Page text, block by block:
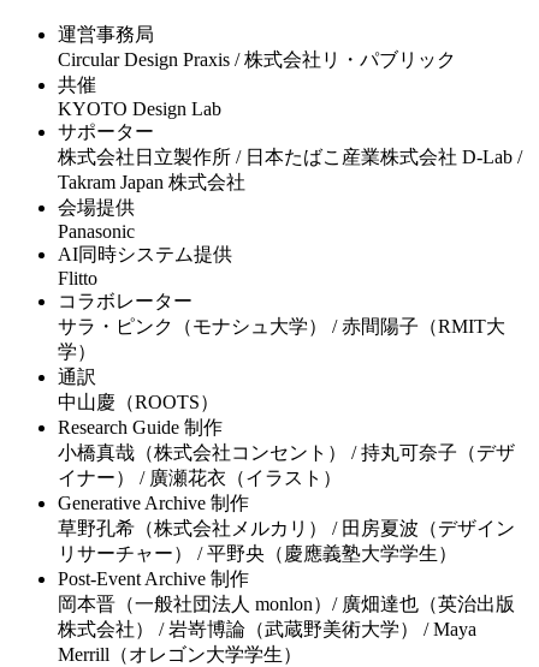
運営事務局
Circular Design Praxis / 株式会社リ・パブリック
共催
KYOTO Design Lab
サポーター
株式会社日立製作所 / 日本たばこ産業株式会社 D-Lab /
Takram Japan 株式会社
会場提供
Panasonic
AI同時システム提供
Flitto
コラボレーター
サラ・ピンク（モナシュ大学） / 赤間陽子（RMIT大
学）
通訳
中山慶（ROOTS）
Research Guide 制作
小橋真哉（株式会社コンセント） / 持丸可奈子（デザ
イナー） / 廣瀬花衣（イラスト）
Generative Archive 制作
草野孔希（株式会社メルカリ） / 田房夏波（デザイン
リサーチャー） / 平野央（慶應義塾大学学生）
Post-Event Archive 制作
岡本晋（一般社団法人 monlon）/ 廣畑達也（英治出版
株式会社） / 岩嵜博論（武蔵野美術大学） / Maya​
Merrill（オレゴン大学学生）